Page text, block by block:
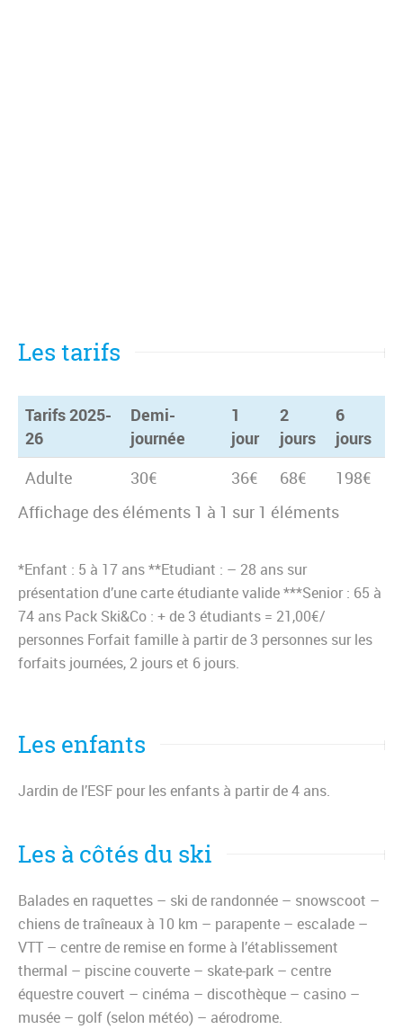
Les tarifs
Tarifs 2025-
26
Demi-
journée
1
jour
2
jours
6
jours
Tarifs 2025-
Demi-
1
2
6
Adulte 30€ 36€ 68€
198€
Affichage des éléments 1 à 1 sur 1 éléments
*Enfant : 5 à 17 ans **Etudiant : – 28 ans sur
présentation d’une carte étudiante valide ***Senior : 65 à
74 ans Pack Ski&Co : + de 3 étudiants = 21,00€/
personnes Forfait famille à partir de 3 personnes sur les
forfaits journées, 2 jours et 6 jours.
Les enfants
Jardin de l’ESF pour les enfants à partir de 4 ans.
Les à côtés du ski
Balades en raquettes – ski de randonnée – snowscoot –
chiens de traîneaux à 10 km – parapente – escalade –
VTT – centre de remise en forme à l’établissement
thermal – piscine couverte – skate-park – centre
équestre couvert – cinéma – discothèque – casino –
musée – golf (selon météo) – aérodrome.